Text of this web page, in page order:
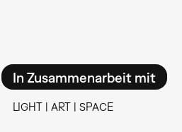
In Zusammenarbeit mit
LIGHT | ART | SPACE